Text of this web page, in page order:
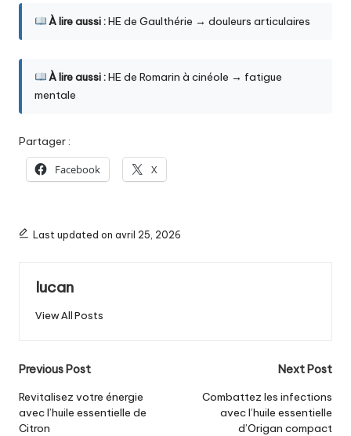
À lire aussi :HE de Gaulthérie → douleurs articulaires
À lire aussi :HE de Romarin à cinéole → fatigue
mentale
Partager :
Facebook X
Last updated on avril 25, 2026
lucan
View All Posts
Post
navigation
Previous Post
Revitalisez votre énergie
avec l’huile essentielle de
Citron
Next Post
Combattez les infections
avec l’huile essentielle
d’Origan compact